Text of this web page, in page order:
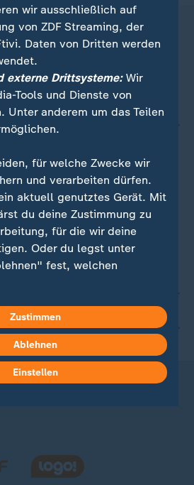
wir ausschließlich auf
von ZDF Streaming, der
Daten von Dritten werden
externe Drittsysteme:Wir
Tools und Dienste von
Unter anderem um das Teilen
für welche Zwecke wir
und verarbeiten dürfen.
aktuell genutztes Gerät. Mit
du deine Zustimmung zu
für die wir deine
Oder du legst unter
fest, welchen
mit Wirkung für die Zukunft
widerrufen oder ändern.
Impressum.
findest du in unserer
Zustimmen
Ablehnen
Einstellen